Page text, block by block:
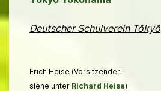
Deutscher Schulverein Tôkyô
Erich Heise (Vorsitzender;
siehe unter Richard Heise)